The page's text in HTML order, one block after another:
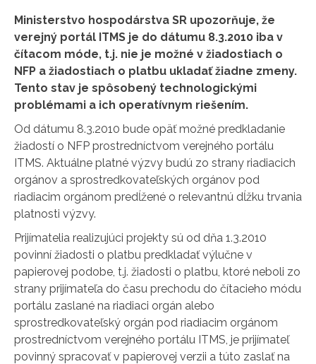
Ministerstvo hospodárstva SR upozorňuje, že
verejný portál ITMS je do dátumu 8.3.2010 iba v
čítacom móde, t.j. nie je možné v žiadostiach o
NFP a žiadostiach o platbu ukladať žiadne zmeny.
Tento stav je spôsobený technologickými
problémami a ich operatívnym riešením.
Od dátumu 8.3.2010 bude opäť možné predkladanie
žiadostí o NFP prostredníctvom verejného portálu
ITMS. Aktuálne platné výzvy budú zo strany riadiacich
orgánov a sprostredkovateľských orgánov pod
riadiacim orgánom predĺžené o relevantnú dĺžku trvania
platnosti výzvy.
Prijímatelia realizujúci projekty sú od dňa 1.3.2010
povinní žiadosti o platbu predkladať výlučne v
papierovej podobe, t.j. žiadosti o platbu, ktoré neboli zo
strany prijímateľa do času prechodu do čítacieho módu
portálu zaslané na riadiaci orgán alebo
sprostredkovateľský orgán pod riadiacim orgánom
prostredníctvom verejného portálu ITMS, je prijímateľ
povinný spracovať v papierovej verzii a túto zaslať na